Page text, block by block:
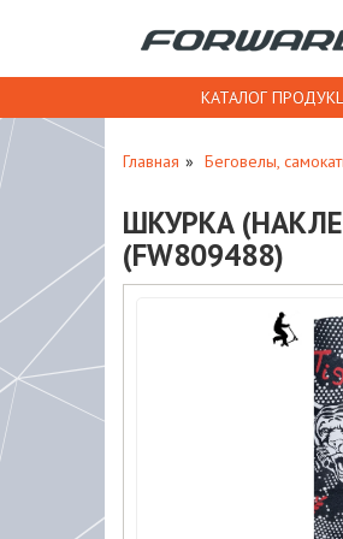
КАТАЛОГ
Главная Беговелы,
ШКУРКА
(FW809488)